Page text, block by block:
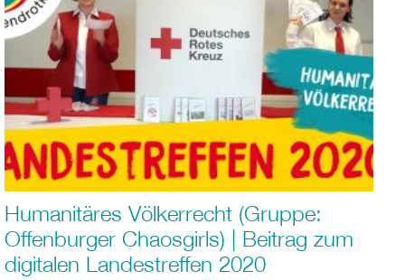
Humanitäres Völkerrecht (Gruppe:
Offenburger Chaosgirls) | Beitrag zum
digitalen Landestreffen 2020